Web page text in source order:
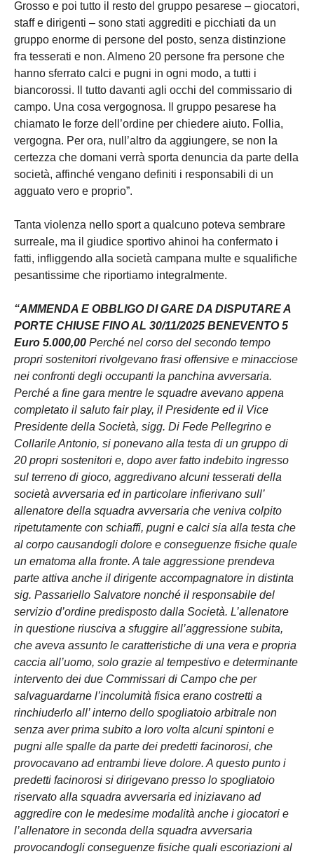
Grosso e poi tutto il resto del gruppo pesarese – giocatori,
staff e dirigenti – sono stati aggrediti e picchiati da un
gruppo enorme di persone del posto, senza distinzione
fra tesserati e non. Almeno 20 persone fra persone che
hanno sferrato calci e pugni in ogni modo, a tutti i
biancorossi. Il tutto davanti agli occhi del commissario di
campo. Una cosa vergognosa. Il gruppo pesarese ha
chiamato le forze dell’ordine per chiedere aiuto. Follia,
vergogna. Per ora, null’altro da aggiungere, se non la
certezza che domani verrà sporta denuncia da parte della
società, affinché vengano definiti i responsabili di un
agguato vero e proprio”.
Tanta violenza nello sport a qualcuno poteva sembrare
surreale, ma il giudice sportivo ahinoi ha confermato i
fatti, infliggendo alla società campana multe e squalifiche
pesantissime che riportiamo integralmente.
“AMMENDA E OBBLIGO DI GARE DA DISPUTARE A
PORTE CHIUSE FINO AL 30/11/2025 BENEVENTO 5
Euro 5.000,00 Perché nel corso del secondo tempo
propri sostenitori rivolgevano frasi offensive e minacciose
nei confronti degli occupanti la panchina avversaria.
Perché a fine gara mentre le squadre avevano appena
completato il saluto fair play, il Presidente ed il Vice
Presidente della Società, sigg. Di Fede Pellegrino e
Collarile Antonio, si ponevano alla testa di un gruppo di
20 propri sostenitori e, dopo aver fatto indebito ingresso
sul terreno di gioco, aggredivano alcuni tesserati della
società avversaria ed in particolare infierivano sull’
allenatore della squadra avversaria che veniva colpito
ripetutamente con schiaffi, pugni e calci sia alla testa che
al corpo causandogli dolore e conseguenze fisiche quale
un ematoma alla fronte. A tale aggressione prendeva
parte attiva anche il dirigente accompagnatore in distinta
sig. Passariello Salvatore nonché il responsabile del
servizio d’ordine predisposto dalla Società. L’allenatore
in questione riusciva a sfuggire all’aggressione subita,
che aveva assunto le caratteristiche di una vera e propria
caccia all’uomo, solo grazie al tempestivo e determinante
intervento dei due Commissari di Campo che per
salvaguardarne l’incolumità fisica erano costretti a
rinchiuderlo all’ interno dello spogliatoio arbitrale non
senza aver prima subito a loro volta alcuni spintoni e
pugni alle spalle da parte dei predetti facinorosi, che
provocavano ad entrambi lieve dolore. A questo punto i
predetti facinorosi si dirigevano presso lo spogliatoio
riservato alla squadra avversaria ed iniziavano ad
aggredire con le medesime modalità anche i giocatori e
l’allenatore in seconda della squadra avversaria
provocandogli conseguenze fisiche quali escoriazioni al